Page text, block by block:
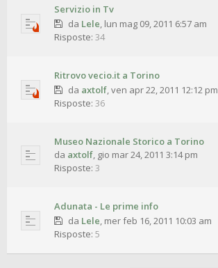
Servizio in Tv
da Lele, lun mag 09, 2011 6:57 am
Risposte: 34
Ritrovo vecio.it a Torino
da axtolf,ven apr 22, 2011 12:12 pm
Risposte: 36
Museo Nazionale Storico a Torino
da axtolf, gio mar 24, 2011 3:14 pm
Risposte: 3
Adunata - Le prime info
da Lele, mer feb 16, 2011 10:03 am
Risposte: 5